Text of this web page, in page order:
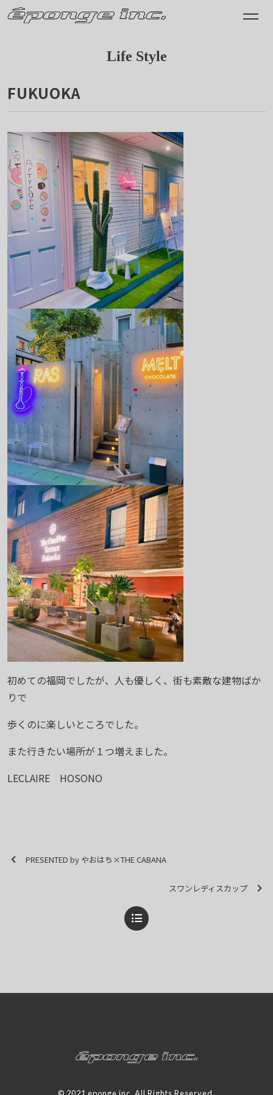
Life Style
FUKUOKA
初めての福岡でしたが、人も優しく、街も素敵な建物ばか
りで
歩くのに楽しいところでした。
また行きたい場所が１つ増えました。
LECLAIRE HOSONO
PRESENTED by やおはち×THE CABANA
スワンレディスカップ